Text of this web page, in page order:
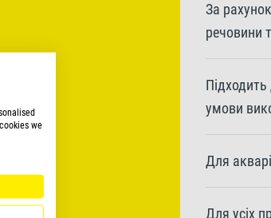
За
речовини
умови
Для
Для усіх
we